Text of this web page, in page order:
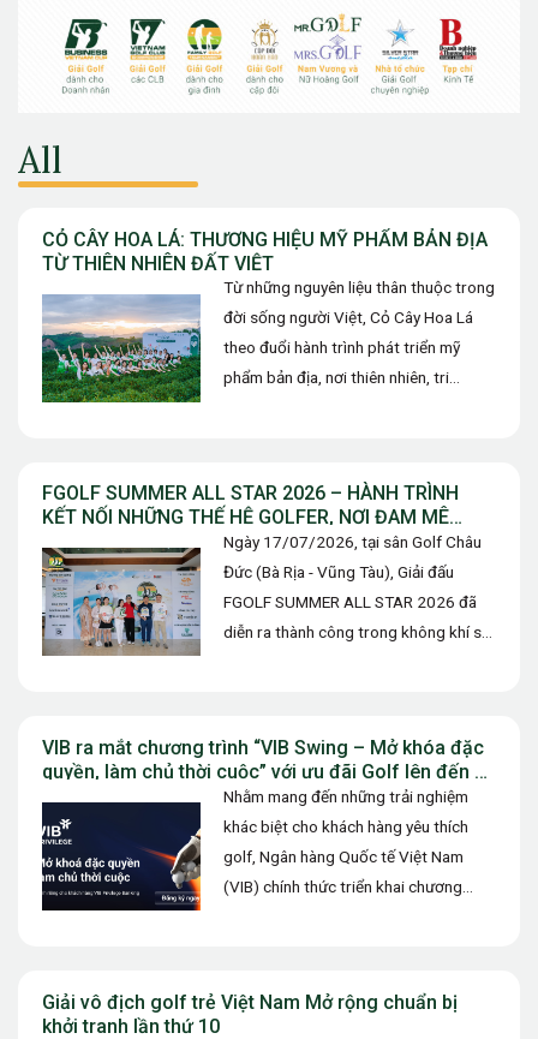
All
CỎ CÂY HOA LÁ: THƯƠNG HIỆU MỸ PHẨM BẢN ĐỊA
TỪ THIÊN NHIÊN ĐẤT VIỆT
Từ những nguyên liệu thân thuộc trong
đời sống người Việt, Cỏ Cây Hoa Lá
theo đuổi hành trình phát triển mỹ
phẩm bản địa, nơi thiên nhiên, tri
FGOLF SUMMER ALL STAR 2026 – HÀNH TRÌNH
KẾT NỐI NHỮNG THẾ HỆ GOLFER, NƠI ĐAM MÊ
ĐƯỢC TIẾP NỐI VÀ TỎA SÁNGNgày 17/07/2026, tại sân Golf Châu
Đức (Bà Rịa - Vũng Tàu), Giải đấu
FGOLF SUMMER ALL STAR 2026 đã
diễn ra thành công trong không khí sôi
VIB ra mắt chương trình “VIB Swing – Mở khóa đặc
quyền, làm chủ thời cuộc” với ưu đãi Golf lên đến 10
Nhằm mang đến những trải nghiệm
khác biệt cho khách hàng yêu thích
golf, Ngân hàng Quốc tế Việt Nam
(VIB) chính thức triển khai chương
Giải vô địch golf trẻ Việt Nam Mở rộng chuẩn bị
khởi tranh lần thứ 10